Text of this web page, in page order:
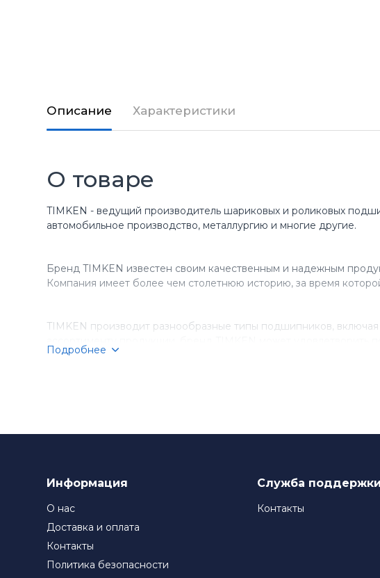
Описание Характеристики
О товаре
TIMKEN - ведущий производитель шариковых и роликовых
автомобильное производство, металлургию и многие другие.
Бренд TIMKEN известен своим качественным и надежным
Компания имеет более чем столетнюю историю, за время
TIMKEN производит разнообразные типы подшипников,
Подробнее
Информация
О нас
Доставка и оплата
Контакты
Политика безопасности
Служба поддержки
Контакты